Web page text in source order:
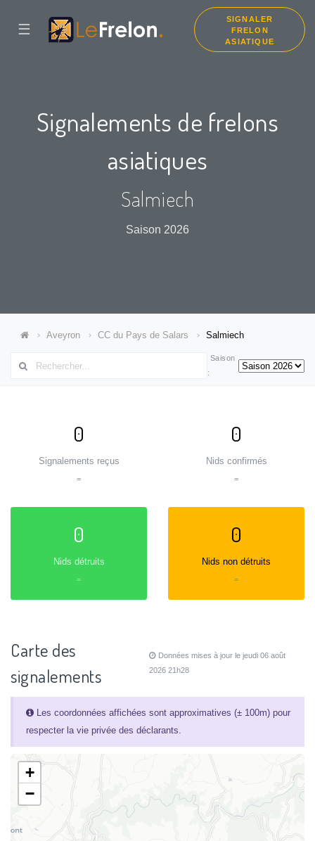
☰
SIGNALER
FRELON
ASIATIQUE
Signalements de frelons
asiatiques
Salmiech
Saison 2026
Aveyron CC du Pays de Salars Salmiech
Saison
:
0
Signalements reçus
=
0
Nids confirmés
=
0
Nids détruits
=
0
Nids non détruits
=
Carte des
signalements
Données mises à jour le jeudi 06 août
2026 21h28
Les coordonnées affichées sont approximatives (± 100m) pour
respecter la vie privée des déclarants.
+
−